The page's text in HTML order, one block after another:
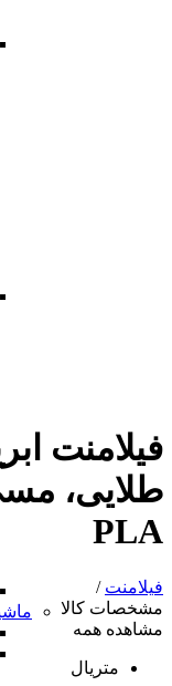
فیلامنت
PLA
فیلامنت /
مشخصات کالا
مشاهده همه
متریال